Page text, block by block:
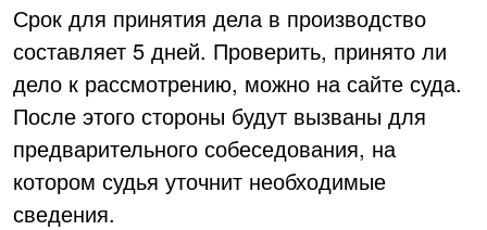
Срок для принятия дела в производство
составляет 5 дней. Проверить, принято ли
дело к рассмотрению, можно на сайте суда.
После этого стороны будут вызваны для
предварительного собеседования, на
котором судья уточнит необходимые
сведения.